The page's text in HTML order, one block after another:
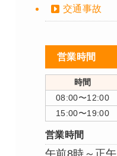
交通事故
営業時間
時間
08:00〜12:00
15:00〜19:00
営業時間
午前8時～正午